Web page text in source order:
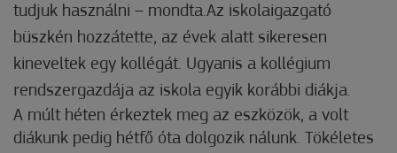
tudjuk használni – mondta.Az iskolaigazgató
büszkén hozzátette, az évek alatt sikeresen
kineveltek egy kollégát. Ugyanis a kollégium
rendszergazdája az iskola egyik korábbi diákja.
A múlt héten érkeztek meg az eszközök, a volt
diákunk pedig hétfő óta dolgozik nálunk. Tökéletes